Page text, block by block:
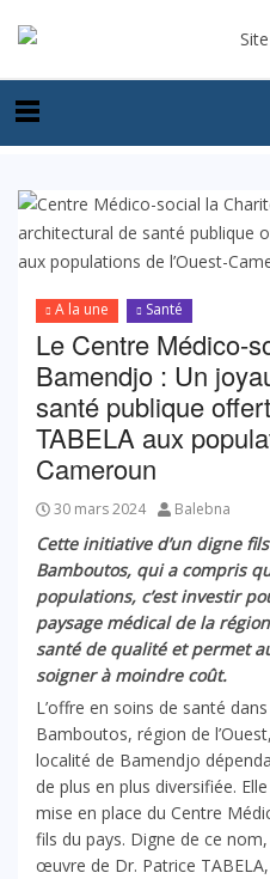
A la une Santé
Le Centre Médico-
Bamendjo : Un
santé publique
TABELA aux
Cameroun
30 mars 2024 Balebna
Cette initiative d’un digne
Bamboutos, qui a compris
populations, c’est investir
paysage médical de la
santé de qualité et permet
soigner à moindre coût.
L’offre en soins de santé
Bamboutos, région de
localité de Bamendjo
de plus en plus diversifiée.
mise en place du Centre
fils du pays. Digne de ce
œuvre de Dr. Patrice